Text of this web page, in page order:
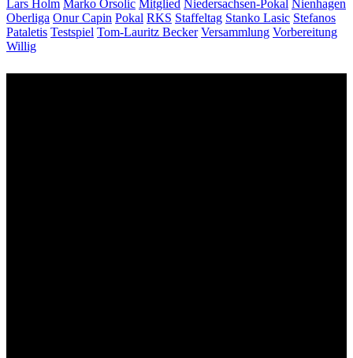
Lars Holm Marko Orsolic Mitglied Niedersachsen-Pokal Nienhagen
Oberliga Onur Capin Pokal RKS Staffeltag Stanko Lasic Stefanos
Pataletis Testspiel Tom-Lauritz Becker Versammlung Vorbereitung
Willig